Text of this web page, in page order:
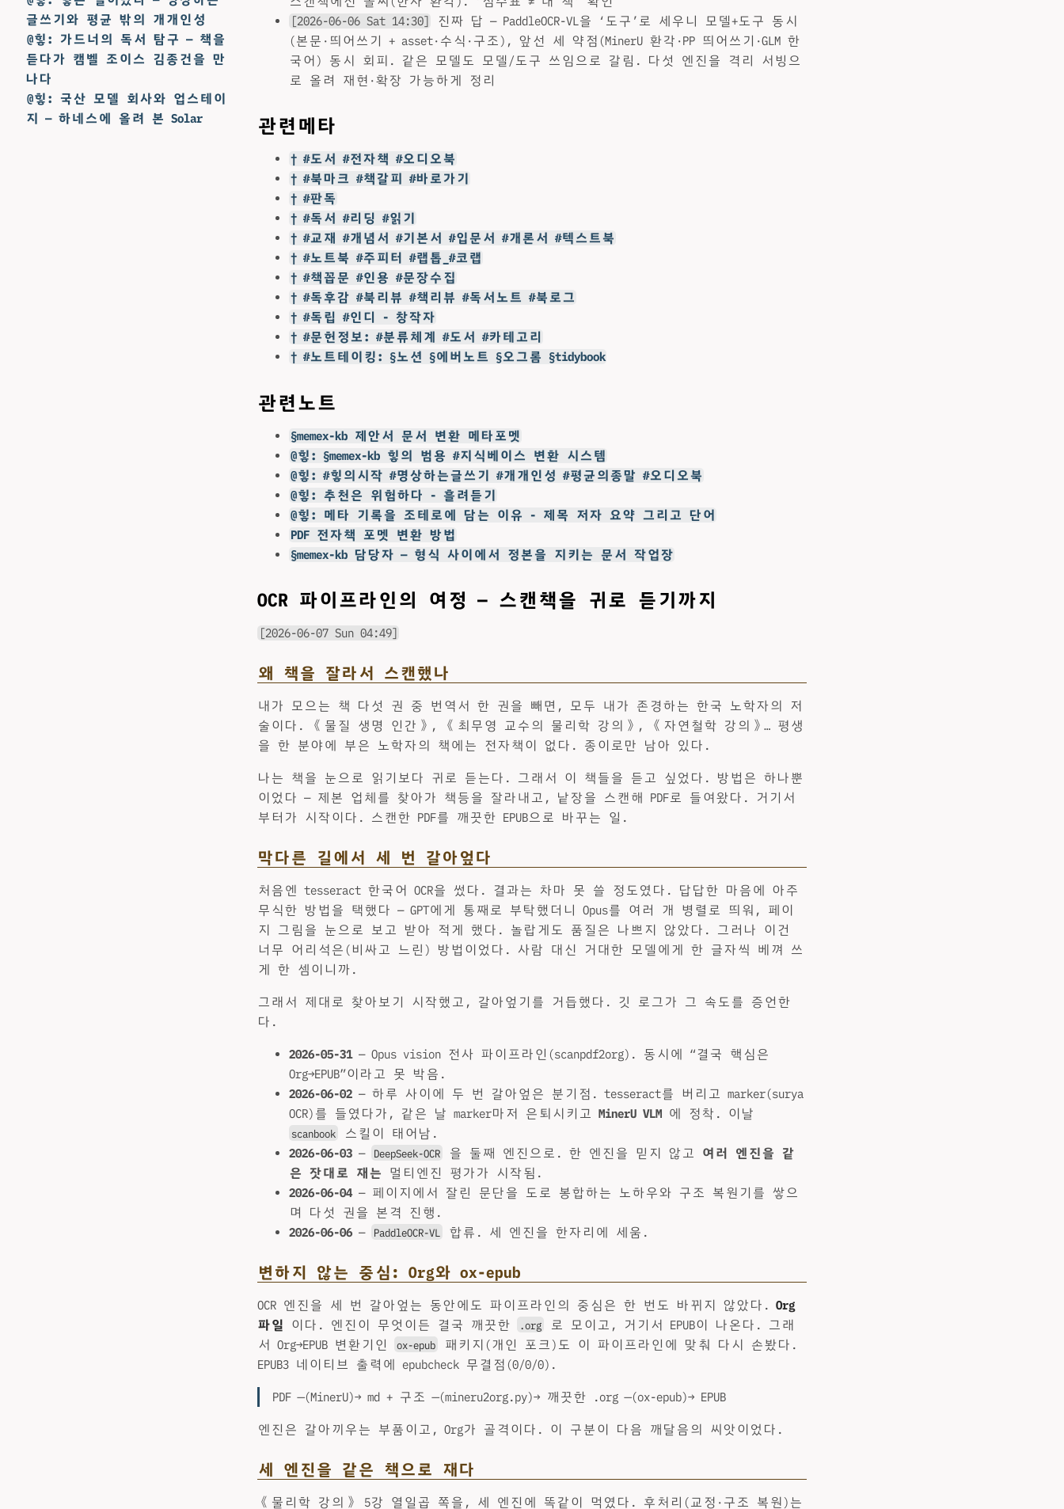
글쓰기와 평균 밖의 개개인성
@힣: 가드너의 독서 탐구 — 책을
듣다가 캠벨 조이스 김종건을 만
나다
@힣: 국산 모델 회사와 업스테이
지 — 하네스에 올려 본 Solar
[2026-06-06 Sat 14:30]
진짜 답 — PaddleOCR-VL을 ‘도구’로 세우니 모델+도구 동시
(본문·띄어쓰기 + asset·수식·구조), 앞선 세 약점(MinerU 환각·PP 띄어쓰기·GLM 한
국어) 동시 회피. 같은 모델도 모델/도구 쓰임으로 갈림. 다섯 엔진을 격리 서빙으
로 올려 재현·확장 가능하게 정리
관련메타
† #도서 #전자책 #오디오북
† #북마크 #책갈피 #바로가기
† #판독
† #독서 #리딩 #읽기
† #교재 #개념서 #기본서 #입문서 #개론서 #텍스트북
† #노트북 #주피터 #랩톱_#코랩
† #책꼽문 #인용 #문장수집
† #독후감 #북리뷰 #책리뷰 #독서노트 #북로그
† #독립 #인디 - 창작자
† #문헌정보: #분류체계 #도서 #카테고리
† #노트테이킹: §노션 §에버노트 §오그롬 §tidybook
관련노트
§memex-kb 제안서 문서 변환 메타포멧
@힣: §memex-kb 힣의 범용 #지식베이스 변환 시스템
@힣: #힣의시작 #명상하는글쓰기 #개개인성 #평균의종말 #오디오북
@힣: 추천은 위험하다 - 흘려듣기
@힣: 메타 기록을 조테로에 담는 이유 - 제목 저자 요약 그리고 단어
PDF 전자책 포멧 변환 방법
§memex-kb 담당자 — 형식 사이에서 정본을 지키는 문서 작업장
OCR 파이프라인의 여정 — 스캔책을 귀로 듣기까지
[2026-06-07 Sun 04:49]
왜 책을 잘라서 스캔했나
내가 모으는 책 다섯 권 중 번역서 한 권을 빼면, 모두 내가 존경하는 한국 노학자의 저
술이다. 《물질 생명 인간》, 《최무영 교수의 물리학 강의》, 《자연철학 강의》… 평생
을 한 분야에 부은 노학자의 책에는 전자책이 없다. 종이로만 남아 있다.
나는 책을 눈으로 읽기보다 귀로 듣는다. 그래서 이 책들을 듣고 싶었다. 방법은 하나뿐
이었다 — 제본 업체를 찾아가 책등을 잘라내고, 낱장을 스캔해 PDF로 들여왔다. 거기서
부터가 시작이다. 스캔한 PDF를 깨끗한 EPUB으로 바꾸는 일.
막다른 길에서 세 번 갈아엎다
처음엔 tesseract 한국어 OCR을 썼다. 결과는 차마 못 쓸 정도였다. 답답한 마음에 아주
무식한 방법을 택했다 — GPT에게 통째로 부탁했더니 Opus를 여러 개 병렬로 띄워, 페이
지 그림을 눈으로 보고 받아 적게 했다. 놀랍게도 품질은 나쁘지 않았다. 그러나 이건
너무 어리석은(비싸고 느린) 방법이었다. 사람 대신 거대한 모델에게 한 글자씩 베껴 쓰
게 한 셈이니까.
그래서 제대로 찾아보기 시작했고, 갈아엎기를 거듭했다. 깃 로그가 그 속도를 증언한
다.
2026-05-31— Opus vision 전사 파이프라인(scanpdf2org). 동시에 “결국 핵심은
Org→EPUB”이라고 못 박음.
2026-06-02 — 하루 사이에 두 번 갈아엎은 분기점. tesseract를 버리고 marker(surya
OCR)를 들였다가, 같은 날 marker마저 은퇴시키고 MinerU VLM 에 정착. 이날
scanbook
스킬이 태어남.
2026-06-03 — DeepSeek-OCR 을 둘째 엔진으로. 한 엔진을 믿지 않고 여러 엔진을 같
은 잣대로 재는
멀티엔진 평가가 시작됨.
2026-06-04— 페이지에서 잘린 문단을 도로 봉합하는 노하우와 구조 복원기를 쌓으
며 다섯 권을 본격 진행.
2026-06-06 — PaddleOCR-VL 합류. 세 엔진을 한자리에 세움.
변하지 않는 중심: Org와 ox-epub
OCR 엔진을 세 번 갈아엎는 동안에도 파이프라인의 중심은 한 번도 바뀌지 않았다. Org
파일
이다. 엔진이 무엇이든 결국 깨끗한 .org
로 모이고, 거기서 EPUB이 나온다. 그래
서 Org→EPUB 변환기인
ox-epub
패키지(개인 포크)도 이 파이프라인에 맞춰 다시 손봤다.
EPUB3 네이티브 출력에 epubcheck 무결점(0/0/0).
PDF ─(MinerU)→ md + 구조 ─(mineru2org.py)→ 깨끗한 .org ─(ox-epub)→ EPUB
엔진은 갈아끼우는 부품이고, Org가 골격이다. 이 구분이 다음 깨달음의 씨앗이었다.
세 엔진을 같은 책으로 재다
《물리학 강의》 5강 열일곱 쪽을, 세 엔진에 똑같이 먹였다. 후처리(교정·구조 복원)는